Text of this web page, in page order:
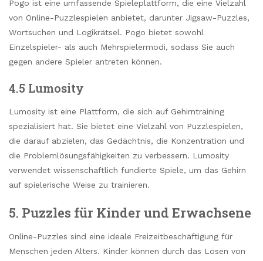
Pogo ist eine umfassende Spieleplattform, die eine Vielzahl
von Online-Puzzlespielen anbietet, darunter Jigsaw-Puzzles,
Wortsuchen und Logikrätsel. Pogo bietet sowohl
Einzelspieler- als auch Mehrspielermodi, sodass Sie auch
gegen andere Spieler antreten können.
4.5 Lumosity
Lumosity ist eine Plattform, die sich auf Gehirntraining
spezialisiert hat. Sie bietet eine Vielzahl von Puzzlespielen,
die darauf abzielen, das Gedächtnis, die Konzentration und
die Problemlösungsfähigkeiten zu verbessern. Lumosity
verwendet wissenschaftlich fundierte Spiele, um das Gehirn
auf spielerische Weise zu trainieren.
5. Puzzles für Kinder und Erwachsene
Online-Puzzles sind eine ideale Freizeitbeschäftigung für
Menschen jeden Alters. Kinder können durch das Lösen von